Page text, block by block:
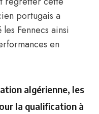
portugais a
Fennecs ainsi
en
algérienne, les
la qualification à